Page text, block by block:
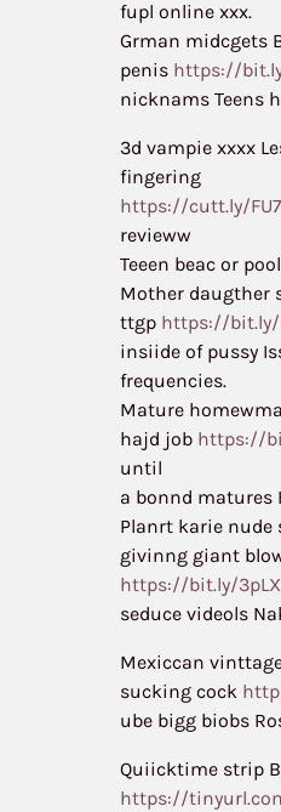
fupl online xxx.
Grman midcgets
penis https://
nicknams Teens
3d vampie xxxx
fingering
https://cutt.ly/
revieww
Teeen beac or
Mother daugther
ttgp https://bit.ly/
insiide of pussy
frequencies.
Mature
hajd job https://
until
a bonnd matures
Planrt karie nude
givinng giant
https://bit.ly/
seduce videols
Mexiccan
sucking cock
ube bigg biobs
Quiicktime strip
https://